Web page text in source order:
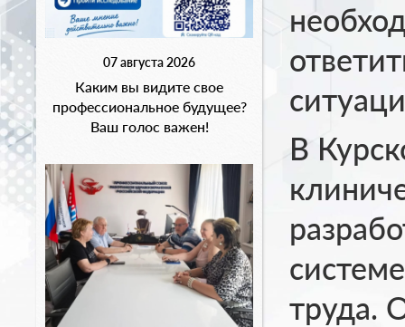
07 августа 2026
Каким вы видите свое
профессиональное будущее?
Ваш голос важен!
В
труда.